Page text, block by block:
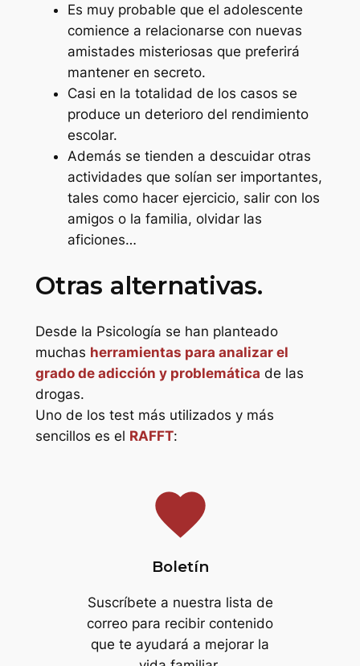
Es muy probable que el adolescente
comience a relacionarse con nuevas
amistades misteriosas que preferirá
mantener en secreto.
Casi en la totalidad de los casos se
produce un deterioro del rendimiento
escolar.
Además se tienden a descuidar otras
actividades que solían ser importantes,
tales como hacer ejercicio, salir con los
amigos o la familia, olvidar las
aficiones…
Otras alternativas.
Desde la Psicología se han planteado
muchas herramientas para analizar el
grado de adicción y problemática de las
drogas.
Uno de los test más utilizados y más
sencillos es el RAFFT:
favorite
Boletín
Suscríbete a nuestra lista de
correo para recibir contenido
que te ayudará a mejorar la